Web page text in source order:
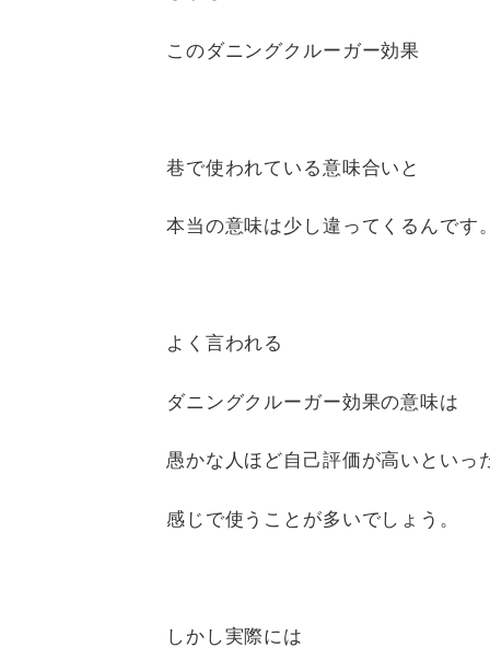
このダニングクルーガー効果
巷で使われている意味合いと
本当の意味は少し違ってくるんです
よく言われる
ダニングクルーガー効果の意味は
愚かな人ほど自己評価が高いといっ
感じで使うことが多いでしょう。
しかし実際には